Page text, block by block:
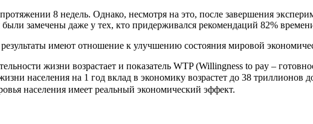
8 недель. Однако, несмотря на это, после завершения
замечены даже у тех, кто придерживался рекомендаций 82%
имеют отношение к улучшению состояния мировой
жизни возрастает и показатель WTP (Willingness to pay –
населения на 1 год вклад в экономику возрастет до 38 триллионов
населения имеет реальный экономический эффект.